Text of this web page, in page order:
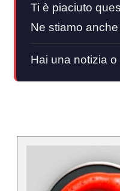
Ti è piaciuto
Ne stiamo
Hai una notizia